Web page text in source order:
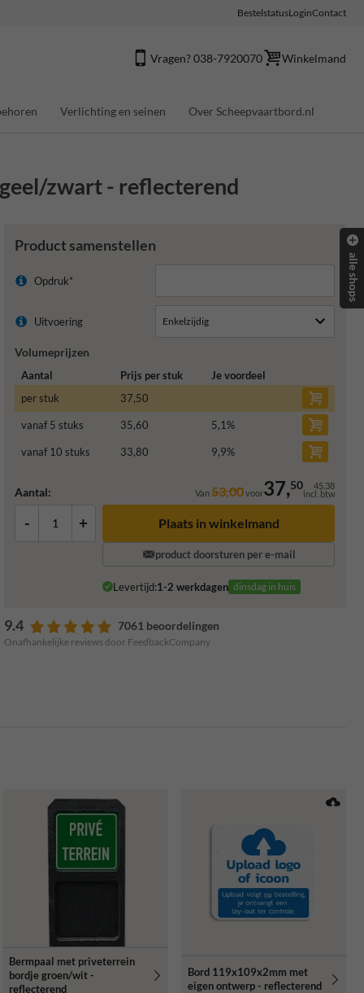
BestelstatusLoginContact
Vragen? 038-7920070 Winkelmand
Verlichting en seinen Over Scheepvaartbord.nl
zwart - reflecterend
Product samenstellen
Opdruk*
Uitvoering
Volumeprijzen
Aantal Prijs per stuk
Je voordeel
per stuk
37,50
vanaf 5 stuks 35,60 5,1%
vanaf 10 stuks 33,80 9,9%
Aantal: Van53,00voor37,50 45,38
incl. btw
- + Plaats in winkelmand
product doorsturen per e-mail
Levertijd:1-2 werkdagen dinsdag in huis
9.4 7061 beoordelingen
Onafhankelijke reviews door FeedbackCompany
Bermpaal met priveterrein
bordje groen/wit -
reflecterend
Bord 119x109x2mm met
eigen ontwerp - reflecterend
alle shops